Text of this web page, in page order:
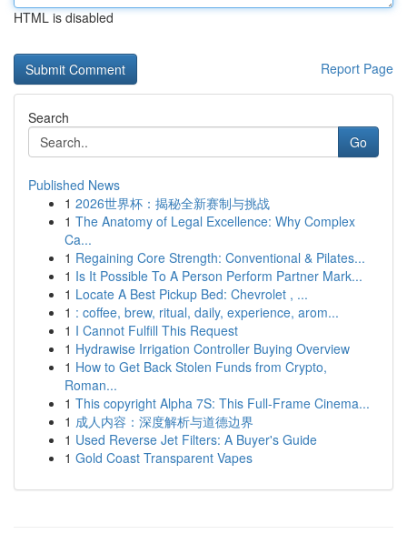
HTML is disabled
Report Page
Search
Go
Published News
1 2026世界杯：揭秘全新赛制与挑战
1 The Anatomy of Legal Excellence: Why Complex
Ca...
1 Regaining Core Strength: Conventional & Pilates...
1 Is It Possible To A Person Perform Partner Mark...
1 Locate A Best Pickup Bed: Chevrolet , ...
1 : coffee, brew, ritual, daily, experience, arom...
1 I Cannot Fulfill This Request
1 Hydrawise Irrigation Controller Buying Overview
1 How to Get Back Stolen Funds from Crypto,
Roman...
1 This copyright Alpha 7S: This Full-Frame Cinema...
1 成人内容：深度解析与道德边界
1 Used Reverse Jet Filters: A Buyer's Guide
1 Gold Coast Transparent Vapes